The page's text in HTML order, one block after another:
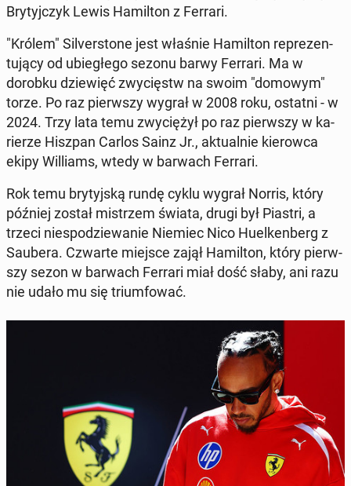
Bry­tyj­czyk Lewis Ha­mil­ton z Ferrari.
"Królem" Si­lver­sto­ne jest właśnie Ha­mil­ton re­pre­zen­
tu­ją­cy od ubie­głe­go sezonu barwy Ferrari. Ma w
dorobku dzie­więć zwy­cięstw na swoim "domowym"
torze. Po raz pierw­szy wygrał w 2008 roku, ostatni - w
2024. Trzy lata temu zwy­cię­żył po raz pierw­szy w ka­
rie­rze Hiszpan Carlos Sainz Jr., ak­tu­al­nie kie­row­ca
ekipy Wil­liams, wtedy w barwach Ferrari.
Rok temu bry­tyj­ską rundę cyklu wygrał Norris, który
później został mi­strzem świata, drugi był Piastri, a
trzeci nie­spo­dzie­wa­nie Niemiec Nico Hu­el­ken­berg z
Saubera. Czwarte miejsce zajął Ha­mil­ton, który pierw­
szy sezon w barwach Ferrari miał dość słaby, ani razu
nie udało mu się trium­fo­wać.